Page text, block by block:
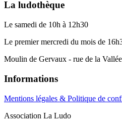
La ludothèque
Le samedi de 10h à 12h30
Le premier mercredi du mois de
Moulin de Gervaux - rue de la
Informations
Mentions légales & Politique de
Association La Ludo